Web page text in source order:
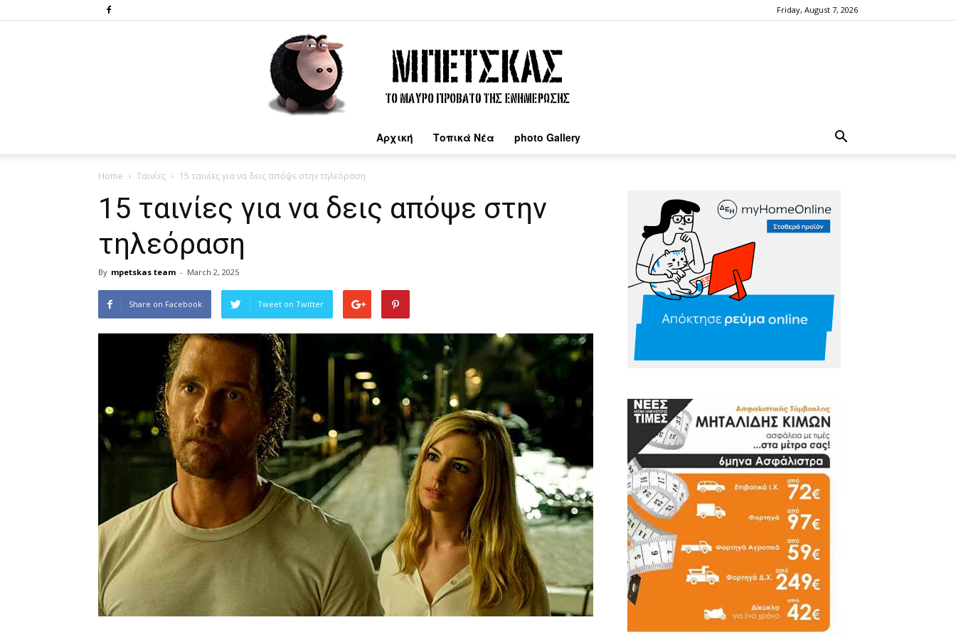
Friday, August 7, 2026
Αρχική Τοπικά Νέα photo Gallery
Home Ταινίες 15 ταινίες για να δεις απόψε στην τηλεόραση
15 ταινίες για να δεις απόψε στην
τηλεόραση
By mpetskas team - March 2, 2025
Share on Facebook Tweet on Twitter